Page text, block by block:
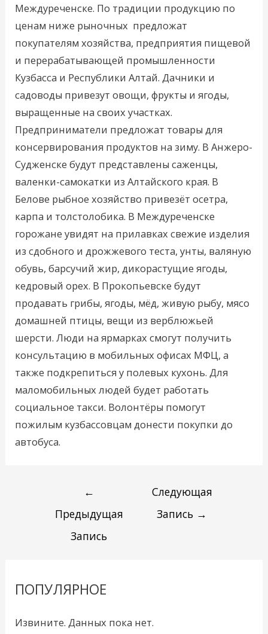
Междуреченске. По традиции продукцию по
ценам ниже рыночных предложат
покупателям хозяйства, предприятия пищевой
и перерабатывающей промышленности
Кузбасса и Республики Алтай. Дачники и
садоводы привезут овощи, фрукты и ягоды,
выращенные на своих участках.
Предприниматели предложат товары для
консервирования продуктов на зиму. В Анжеро-
Судженске будут представлены саженцы,
валенки-самокатки из Алтайского края. В
Белове рыбное хозяйство привезёт осетра,
карпа и толстолобика. В Междуреченске
горожане увидят на прилавках свежие изделия
из сдобного и дрожжевого теста, унты, валяную
обувь, барсучий жир, дикорастущие ягоды,
кедровый орех. В Прокопьевске будут
продавать грибы, ягоды, мёд, живую рыбу, мясо
домашней птицы, вещи из верблюжьей
шерсти. Люди на ярмарках смогут получить
консультацию в мобильных офисах МФЦ, а
также подкрепиться у полевых кухонь. Для
маломобильных людей будет работать
социальное такси. Волонтёры помогут
пожилым кузбассовцам донести покупки до
автобуса.
←
Предыдущая
Запись
Следующая
Запись →
ПОПУЛЯРНОЕ
Извините. Данных пока нет.